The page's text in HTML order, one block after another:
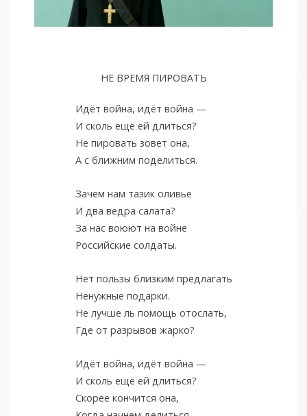
НЕ ВРЕМЯ ПИРОВАТЬ
Идёт война, идёт война —
И сколь ещё ей длиться?
Не пировать зовет она,
А с ближним поделиться.
Зачем нам тазик оливье
И два ведра салата?
За нас воюют на войне
Российские солдаты.
Нет пользы близким предлагать
Ненужные подарки.
Не лучше ль помощь отослать,
Где от разрывов жарко?
Идёт война, идёт война —
И сколь ещё ей длиться?
Скорее кончится она,